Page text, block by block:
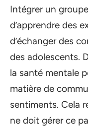
Intégrer un
d’apprendre des
d’échanger des
des adolescents.
la santé mentale
matière de
sentiments. Cela
ne doit gérer ce